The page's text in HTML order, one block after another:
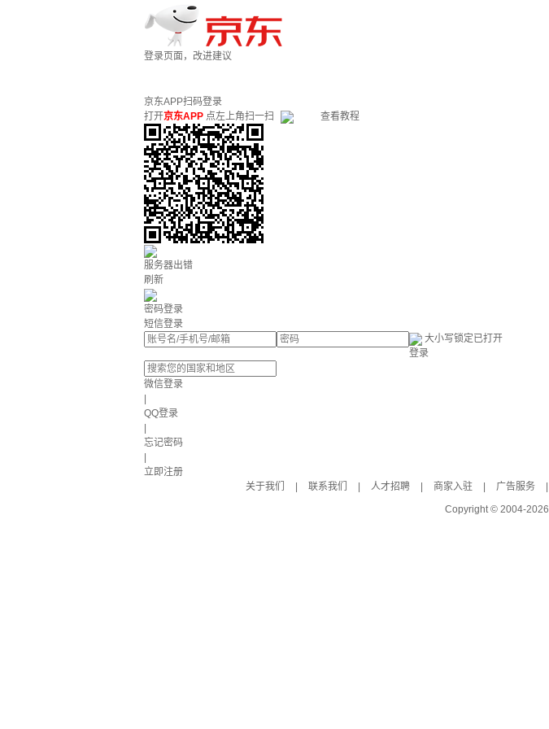
登录页面，改进建议
京东APP扫码登录
打开京东APP 点左上角扫一扫 查看教程
服务器出错
刷新
密码登录
短信登录
大小写锁定已打开
登录
微信登录
QQ登录
忘记密码
立即注册
关于我们
联系我们 人才招聘 商家入驻 广告服务
Copyright © 2004-2026